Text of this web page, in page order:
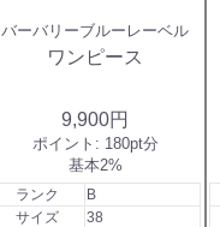
バーバリーブルーレーベル
ワンピース
9,900円
ポイント: 180pt分
基本2%
ランク
B
サイズ
38